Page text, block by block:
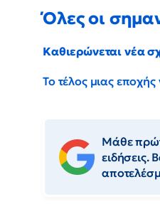
Όλες οι
Καθιερώνεται νέα
Το τέλος μιας
Μάθε
ειδήσεις.